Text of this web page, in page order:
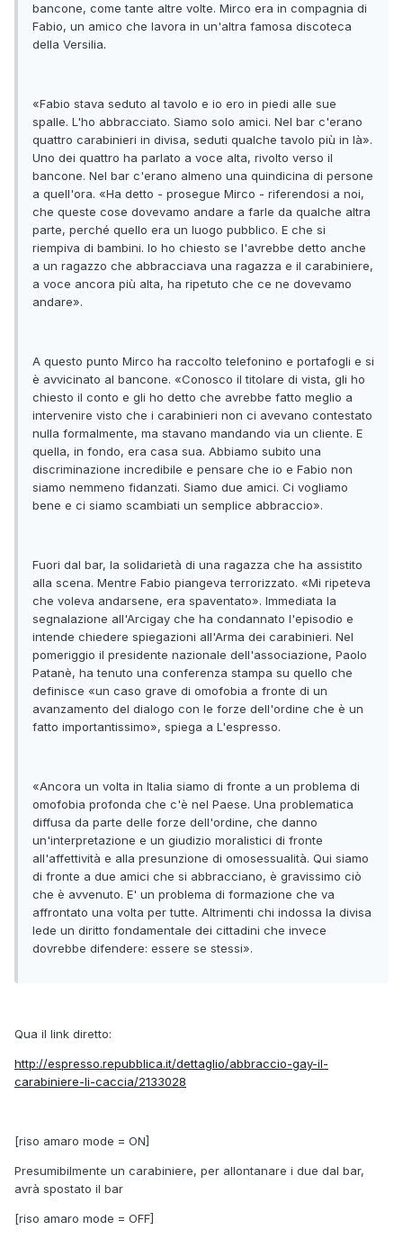
bancone, come tante altre volte. Mirco era in compagnia di
Fabio, un amico che lavora in un'altra famosa discoteca
della Versilia.
«Fabio stava seduto al tavolo e io ero in piedi alle sue
spalle. L'ho abbracciato. Siamo solo amici. Nel bar c'erano
quattro carabinieri in divisa, seduti qualche tavolo più in là».
Uno dei quattro ha parlato a voce alta, rivolto verso il
bancone. Nel bar c'erano almeno una quindicina di persone
a quell'ora. «Ha detto - prosegue Mirco - riferendosi a noi,
che queste cose dovevamo andare a farle da qualche altra
parte, perché quello era un luogo pubblico. E che si
riempiva di bambini. Io ho chiesto se l'avrebbe detto anche
a un ragazzo che abbracciava una ragazza e il carabiniere,
a voce ancora più alta, ha ripetuto che ce ne dovevamo
andare».
A questo punto Mirco ha raccolto telefonino e portafogli e si
è avvicinato al bancone. «Conosco il titolare di vista, gli ho
chiesto il conto e gli ho detto che avrebbe fatto meglio a
intervenire visto che i carabinieri non ci avevano contestato
nulla formalmente, ma stavano mandando via un cliente. E
quella, in fondo, era casa sua. Abbiamo subito una
discriminazione incredibile e pensare che io e Fabio non
siamo nemmeno fidanzati. Siamo due amici. Ci vogliamo
bene e ci siamo scambiati un semplice abbraccio».
Fuori dal bar, la solidarietà di una ragazza che ha assistito
alla scena. Mentre Fabio piangeva terrorizzato. «Mi ripeteva
che voleva andarsene, era spaventato». Immediata la
segnalazione all'Arcigay che ha condannato l'episodio e
intende chiedere spiegazioni all'Arma dei carabinieri. Nel
pomeriggio il presidente nazionale dell'associazione, Paolo
Patanè, ha tenuto una conferenza stampa su quello che
definisce «un caso grave di omofobia a fronte di un
avanzamento del dialogo con le forze dell'ordine che è un
fatto importantissimo», spiega a L'espresso.
«Ancora un volta in Italia siamo di fronte a un problema di
omofobia profonda che c'è nel Paese. Una problematica
diffusa da parte delle forze dell'ordine, che danno
un'interpretazione e un giudizio moralistici di fronte
all'affettività e alla presunzione di omosessualità. Qui siamo
di fronte a due amici che si abbracciano, è gravissimo ciò
che è avvenuto. E' un problema di formazione che va
affrontato una volta per tutte. Altrimenti chi indossa la divisa
lede un diritto fondamentale dei cittadini che invece
dovrebbe difendere: essere se stessi».
Qua il link diretto:
http://espresso.repubblica.it/dettaglio/abbraccio-gay-il-
carabiniere-li-caccia/2133028
[riso amaro mode = ON]
Presumibilmente un carabiniere, per allontanare i due dal bar,
avrà spostato il bar
[riso amaro mode = OFF]